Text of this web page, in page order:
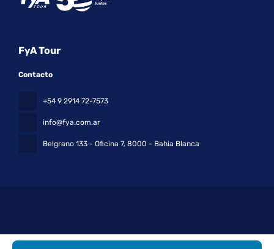
FyA Tour
Contacto
+54 9 2914 72-7573
info@fya.com.ar
Belgrano 133 - Oficina 7, 8000 - Bahia Blanca